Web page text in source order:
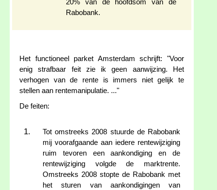
20% van de hoofdsom van de
Rabobank.
Het functioneel parket Amsterdam schrijft: "Voor
enig strafbaar feit zie ik geen aanwijzing. Het
verhogen van de rente is immers niet gelijk te
stellen aan rentemanipulatie. ..."
De feiten:
Tot omstreeks 2008 stuurde de Rabobank
mij voorafgaande aan iedere rentewijziging
ruim tevoren een aankondiging en de
rentewijziging volgde de marktrente.
Omstreeks 2008 stopte de Rabobank met
het sturen van aankondigingen van